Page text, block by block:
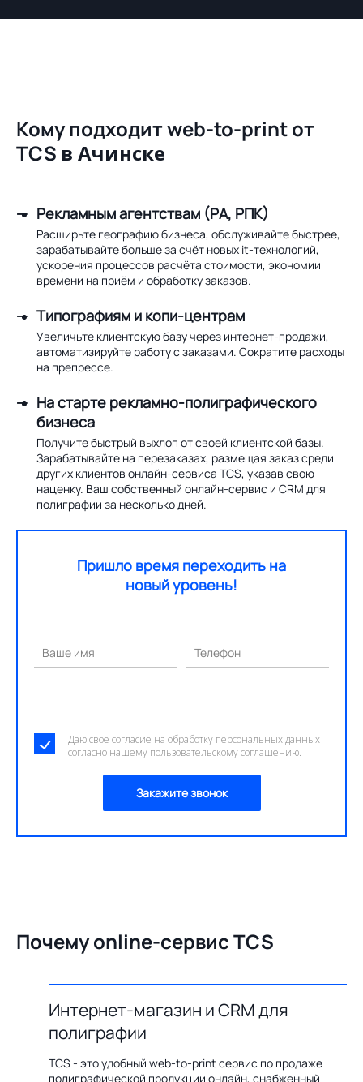
Кому подходит web-to-print от
TCS в Ачинске
Рекламным агентствам (РА, РПК)
Расширьте географию бизнеса, обслуживайте быстрее,
зарабатывайте больше за счёт новых it-технологий,
ускорения процессов расчёта стоимости, экономии
времени на приём и обработку заказов.
Типографиям и копи-центрам
Увеличьте клиентскую базу через интернет-продажи,
автоматизируйте работу с заказами. Сократите расходы
на препрессе.
На старте рекламно-полиграфического
бизнеса
Получите быстрый выхлоп от своей клиентской базы.
Зарабатывайте на перезаказах, размещая заказ среди
других клиентов онлайн-сервиса TCS, указав свою
наценку. Ваш собственный онлайн-сервис и CRM для
полиграфии за несколько дней.
Пришло время переходить на
новый уровень!
Ваше имя Телефон
Даю свое согласие на обработку персональных данных
согласно нашему пользовательскому соглашению.
Закажите звонок
Почему online-сервис TCS
Интернет-магазин и CRM для
полиграфии
TCS - это удобный web-to-print сервис по продаже
полиграфической продукции онлайн, снабженный